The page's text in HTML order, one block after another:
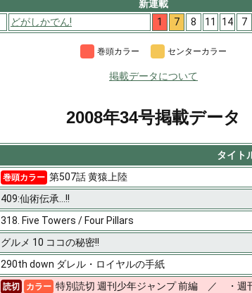
新連載
どがしかでん! 1 7 8 11 14 7
巻頭カラー センターカラー
掲載データについて
2008年34号掲載データ
タイト
巻頭カラー 第507話 黄猿上陸
409:仙術伝承…!!
318. Five Towers / Four Pillars
グルメ 10 ココの秘密!!
290th down ダレル・ロイヤルの手紙
読切 カラー 特別読切 週刊少年ジャンプ 前編 ／ ・